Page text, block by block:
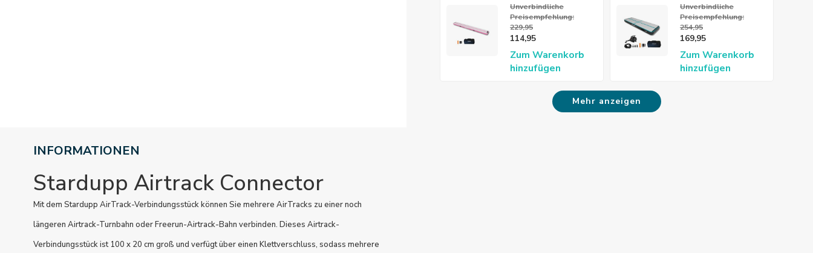
Pink 3m
Unverbindliche
Preisempfehlung:
229,95
114,95
Zum Warenkorb
hinzufügen
Pro Airtrack 3m
20cm
Unverbindliche
Preisempfehlung:
254,95
169,95
Zum Warenkorb
hinzufügen
Mehr anzeigen
INFORMATIONEN
Stardupp Airtrack Connector
Mit dem Stardupp AirTrack-Verbindungsstück können Sie mehrere AirTracks zu einer noch
längeren Airtrack-Turnbahn oder Freerun-Airtrack-Bahn verbinden. Dieses Airtrack-
Verbindungsstück ist 100 x 20 cm groß und verfügt über einen Klettverschluss, sodass mehrere